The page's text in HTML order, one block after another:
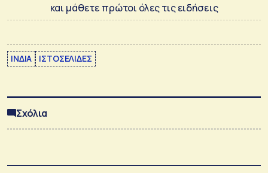
και μάθετε πρώτοι όλες τις ειδήσεις
ΙΝΔΙΑ ΙΣΤΟΣΕΛΙΔΕΣ
Σχόλια